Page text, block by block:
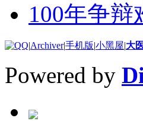
100年争
|Archiver|手机版|小黑屋|大
Powered by